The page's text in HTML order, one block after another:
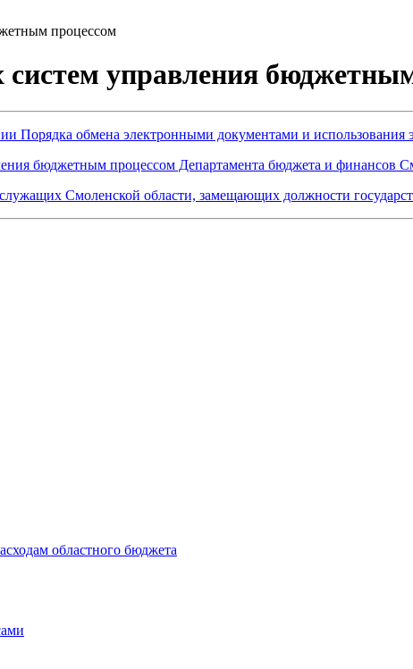
процессом
управления
Порядка обмена электронными документами и использования
бюджетным процессом Департамента бюджета и финансов
Смоленской области, замещающих должности
областного бюджета